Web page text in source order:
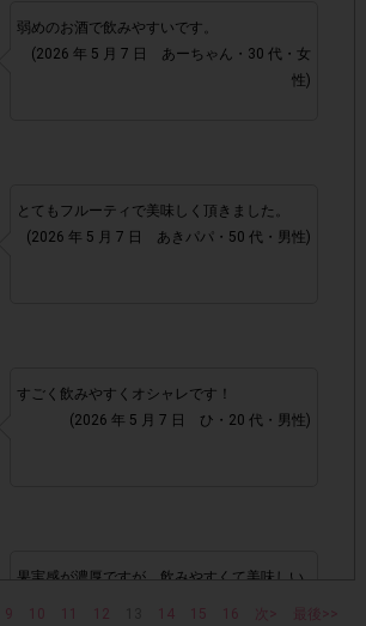
回答前にしていただければ、募集人数が
載期間内のアンケート回答が可能です。
携帯電話、タブレットPCにつきまし
アンケートに回答できない場合がござい
象外
トの条件を満たしていない場合
トスーパーでのご購入
につき、お1人様あたり複数回の参加が
リエが運営する、レシートを活用したサ
答は、
ただいております。
「チェーン名」「店舗名」「電話番
「対象商品名」「購入個数」「価格」
弱めのお酒で飲みやすいです。
(2026 年 5 月 7 日 あーちゃん・30 代・女
性)
とてもフルーティで美味しく頂きました。
(2026 年 5 月 7 日 あきパパ・50 代・男性)
すごく飲みやすくオシャレです！
(2026 年 5 月 7 日 ひ・20 代・男性)
果実感が濃厚ですが、飲みやすくて美味しい
9 10 11 12 14 15 16 次> 最後>>